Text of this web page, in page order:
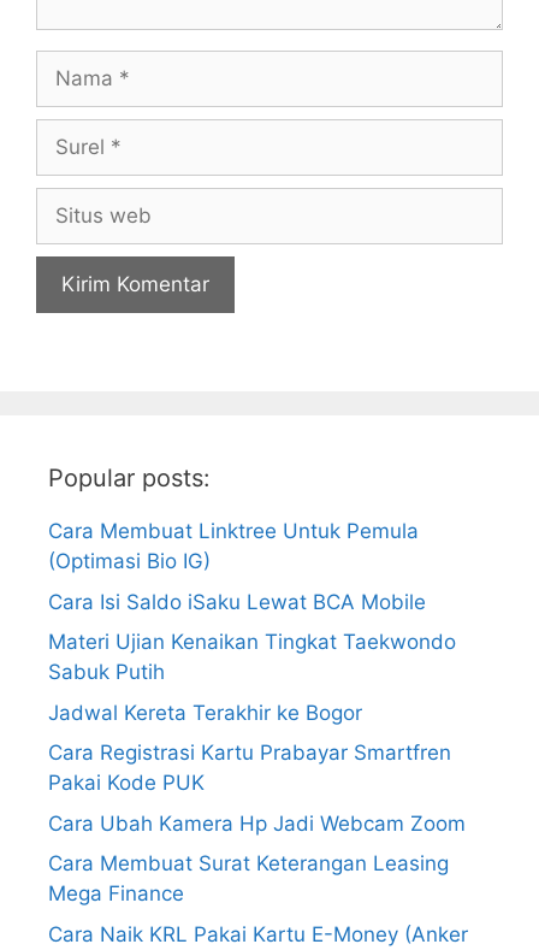
web
Popular posts:
Cara Membuat Linktree Untuk Pemula
(Optimasi Bio IG)
Cara Isi Saldo iSaku Lewat BCA Mobile
Materi Ujian Kenaikan Tingkat Taekwondo
Sabuk Putih
Jadwal Kereta Terakhir ke Bogor
Cara Registrasi Kartu Prabayar Smartfren
Pakai Kode PUK
Cara Ubah Kamera Hp Jadi Webcam Zoom
Cara Membuat Surat Keterangan Leasing
Mega Finance
Cara Naik KRL Pakai Kartu E-Money (Anker